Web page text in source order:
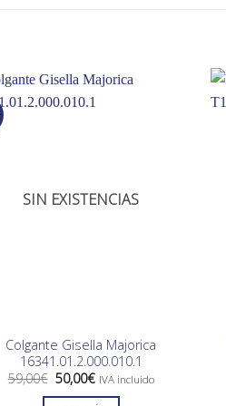
SIN EXISTENCIAS
Colgante Gisella Majorica
16341.01.2.000.010.1
59,00€ El
precio
50,00€ElIVA incluido